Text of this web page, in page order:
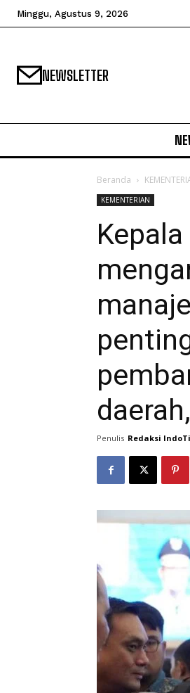
Minggu, Agustus 9, 2026
NEWSLETTER
Beranda
KEMENTERIAN
daerah,
Penulis Redaksi